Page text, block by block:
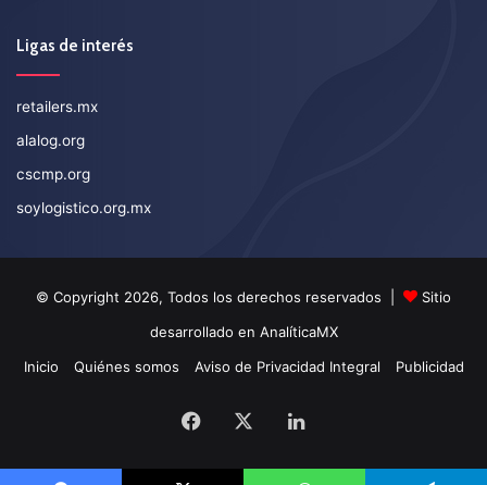
Ligas de interés
retailers.mx
alalog.org
cscmp.org
soylogistico.org.mx
© Copyright 2026, Todos los derechos reservados |
Sitio
desarrollado en AnalíticaMX
Inicio
Quiénes somos Aviso de Privacidad Integral Publicidad
Facebook LinkedIn